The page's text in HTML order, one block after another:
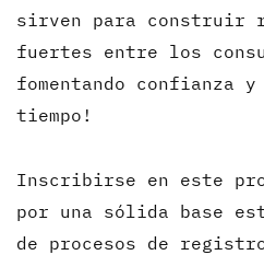
sirven para construir
fuertes entre los
fomentando confianza
tiempo!
Inscribirse en este
por una sólida base
de procesos de